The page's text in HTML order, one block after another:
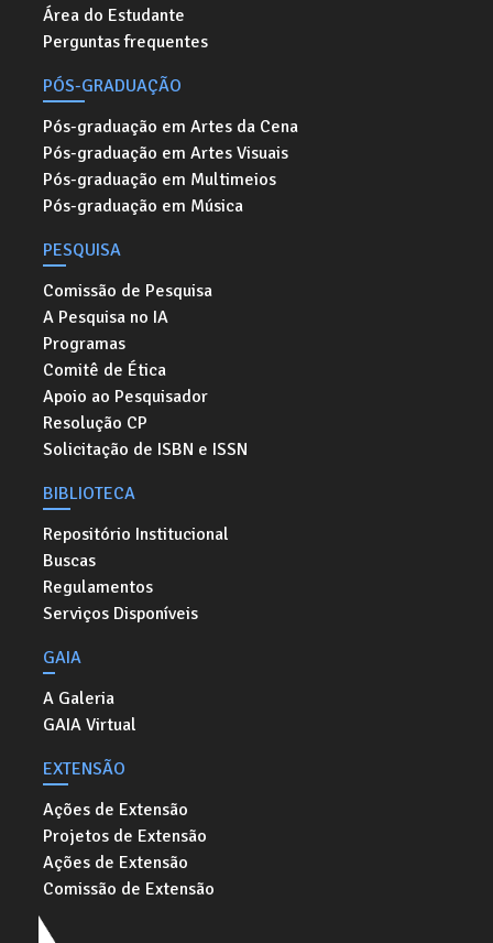
Área do Estudante
Perguntas frequentes
PÓS-GRADUAÇÃO
Pós-graduação em Artes da Cena
Pós-graduação em Artes Visuais
Pós-graduação em Multimeios
Pós-graduação em Música
PESQUISA
Comissão de Pesquisa
A Pesquisa no IA
Programas
Comitê de Ética
Apoio ao Pesquisador
Resolução CP
Solicitação de ISBN e ISSN
BIBLIOTECA
Repositório Institucional
Buscas
Regulamentos
Serviços Disponíveis
GAIA
A Galeria
GAIA Virtual
EXTENSÃO
Ações de Extensão
Projetos de Extensão
Ações de Extensão
Comissão de Extensão